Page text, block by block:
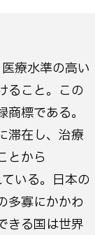
療水準の高い
ること。この
標である。
滞在し、治療
とから
いる。日本の
多寡にかかわ
きる国は世界